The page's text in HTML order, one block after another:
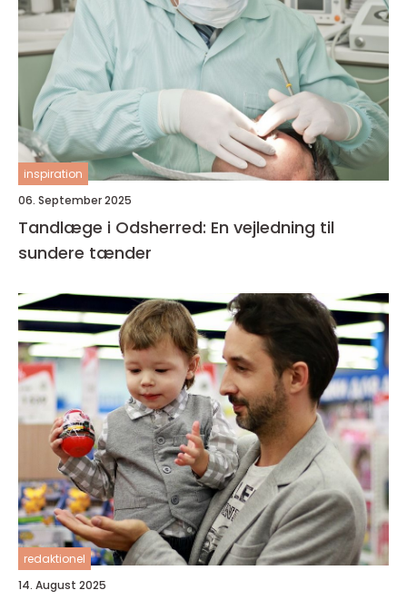
inspiration
06. September 2025
Tandlæge i Odsherred: En vejledning til
sundere tænder
redaktionel
14. August 2025